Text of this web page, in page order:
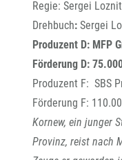
Regie: Sergei
Drehbuch: Sergei
Produzent D: MFP
Förderung D:
Produzent F: SBS
Förderung F:
Kornew, ein junger
Provinz, reist nach